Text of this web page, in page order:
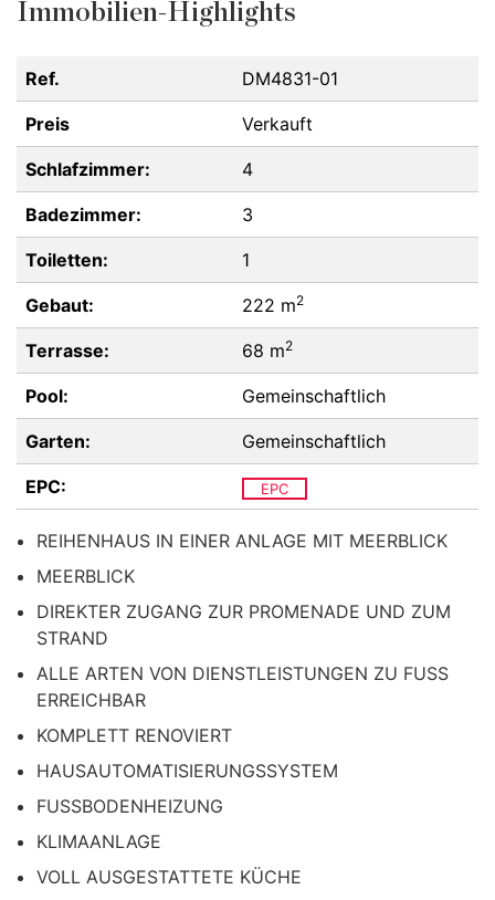
Immobilien-Highlights
Ref. DM4831-01
Preis Verkauft
Schlafzimmer: 4
Badezimmer: 3
Toiletten: 1
Gebaut: 222 m2
Terrasse: 68 m2
Pool: Gemeinschaftlich
Garten: Gemeinschaftlich
EPC: EPC
REIHENHAUS IN EINER ANLAGE MIT MEERBLICK
MEERBLICK
DIREKTER ZUGANG ZUR PROMENADE UND ZUM
STRAND
ALLE ARTEN VON DIENSTLEISTUNGEN ZU FUSS
ERREICHBAR
KOMPLETT RENOVIERT
HAUSAUTOMATISIERUNGSSYSTEM
FUSSBODENHEIZUNG
KLIMAANLAGE
VOLL AUSGESTATTETE KÜCHE